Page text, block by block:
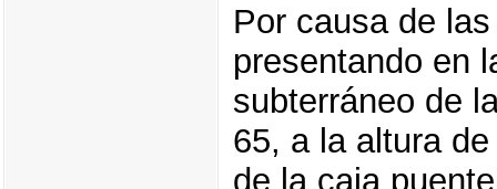
Por causa de
presentando en
subterráneo de
65, a la altura
de la caja